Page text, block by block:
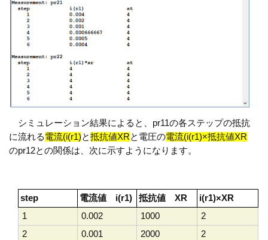
シミュレーション結果によると、pr11の各ステップの抵抗
に流れる電流(i(r1)と抵抗値XRと電圧の電流(i(r1)×抵抗値XR
のpr12との関係は、次に示すようになります。
step 電流値 i(r1) 抵抗値 XR
i(r1)×XR
1
0.002 1000
2
2
0.001 2000
2